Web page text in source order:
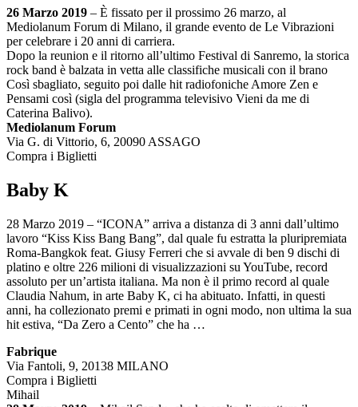
26 Marzo 2019 – È fissato per il prossimo 26 marzo, al
Mediolanum Forum di Milano, il grande evento de Le Vibrazioni
per celebrare i 20 anni di carriera.
Dopo la reunion e il ritorno all’ultimo Festival di Sanremo, la storica
rock band è balzata in vetta alle classifiche musicali con il brano
Così sbagliato, seguito poi dalle hit radiofoniche Amore Zen e
Pensami così (sigla del programma televisivo Vieni da me di
Caterina Balivo).
Mediolanum Forum
Via G. di Vittorio, 6, 20090 ASSAGO
Compra i Biglietti
Baby K
28 Marzo 2019 – “ICONA” arriva a distanza di 3 anni dall’ultimo
lavoro “Kiss Kiss Bang Bang”, dal quale fu estratta la pluripremiata
Roma-Bangkok feat. Giusy Ferreri che si avvale di ben 9 dischi di
platino e oltre 226 milioni di visualizzazioni su YouTube, record
assoluto per un’artista italiana. Ma non è il primo record al quale
Claudia Nahum, in arte Baby K, ci ha abituato. Infatti, in questi
anni, ha collezionato premi e primati in ogni modo, non ultima la sua
hit estiva, “Da Zero a Cento” che ha …
Fabrique
Via Fantoli, 9, 20138 MILANO
Compra i Biglietti
Mihail